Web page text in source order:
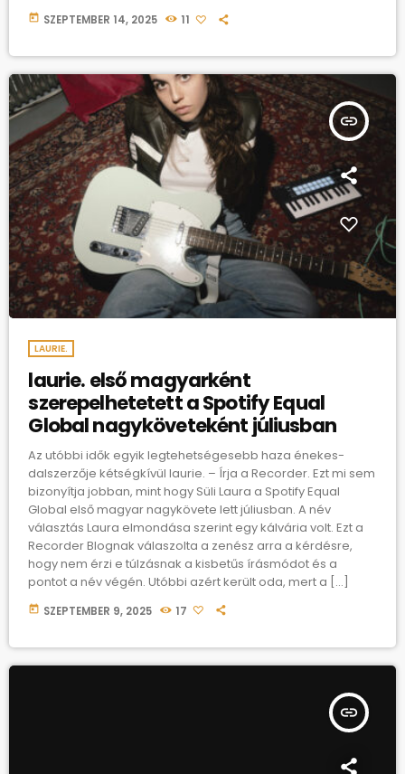
today SZEPTEMBER 14, 2025 11
insert_link
LAURIE.
laurie. első magyarként
szerepelhetetett a Spotify Equal
Global nagyköveteként júliusban
Az utóbbi idők egyik legtehetségesebb haza énekes-
dalszerzője kétségkívül laurie. – Írja a Recorder. Ezt mi sem
bizonyítja jobban, mint hogy Süli Laura a Spotify Equal
Global első magyar nagykövete lett júliusban. A név
választás Laura elmondása szerint egy kálvária volt. Ezt a
Recorder Blognak válaszolta a zenész arra a kérdésre,
hogy nem érzi e túlzásnak a kisbetűs írásmódot és a
pontot a név végén. Utóbbi azért került oda, mert a […]
today SZEPTEMBER 9, 2025 17
insert_link